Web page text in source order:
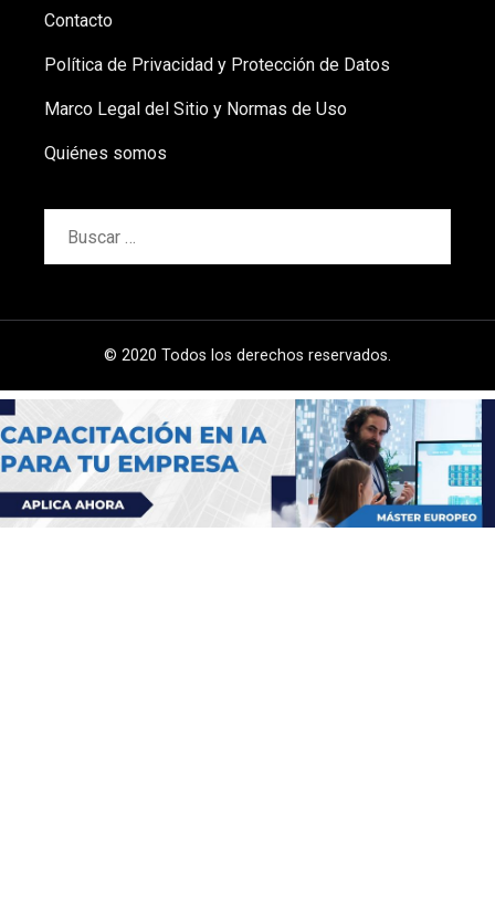
Contacto
Política de Privacidad y Protección de Datos
Marco Legal del Sitio y Normas de Uso
Quiénes somos
© 2020 Todos los derechos reservados.